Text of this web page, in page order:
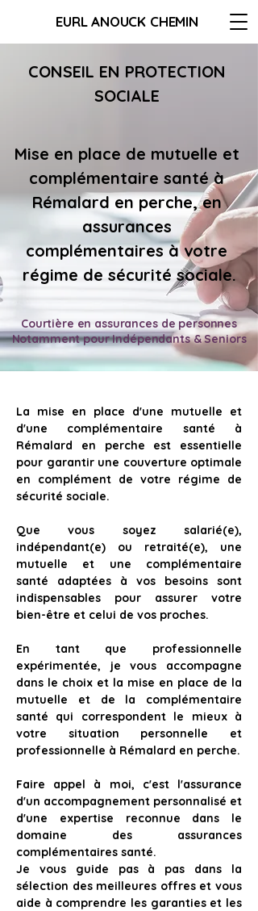
EURL ANOUCK CHEMIN
CONSEIL EN PROTECTION
SOCIALE
Mise en place de mutuelle et
complémentaire santé à
Rémalard en perche, en
assurances
complémentaires à votre
régime de sécurité sociale.
Courtière en assurances de personnes
Notamment pour Indépendants & Seniors
La mise en place d'une mutuelle et
Rémalard en perche est essentielle
pour garantir une couverture optimale
en complément de votre régime de
sécurité sociale.
Que vous soyez salarié(e),
indépendant(e) ou retraité(e), une
mutuelle et une complémentaire
indispensables pour assurer votre
bien-être et celui de vos proches.
En tant que professionnelle
expérimentée, je vous accompagne
dans le choix et la mise en place de la
mutuelle et de la complémentaire
santé qui correspondent le mieux à
votre situation personnelle et
professionnelle à
Faire appel à moi, c'est l'assurance
d'un accompagnement personnalisé et
d'une expertise reconnue dans le
domaine des assurances
complémentaires santé.
Je vous guide pas à pas dans la
sélection des meilleures offres et vous
aide à comprendre les garanties et les